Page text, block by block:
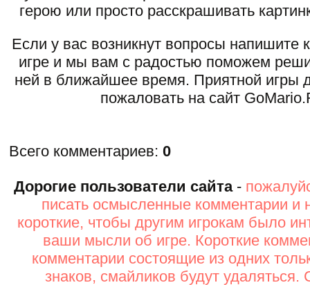
герою или просто расскрашивать
Если у вас возникнут вопросы напишите
игре и мы вам с радостью поможем
ней в ближайшее время. Приятной игры
пожаловать на сайт
Всего комментариев: 0
Дорогие пользователи сайта-
писать осмысленные комментарии и
короткие, чтобы другим игрокам было
ваши мысли об игре. Короткие
комментарии состоящие из одних
знаков, смайликов будут удаляться.